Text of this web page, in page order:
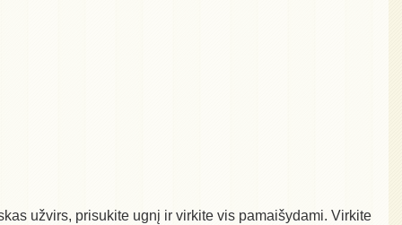
užvirs, prisukite ugnį ir virkite vis pamaišydami. Virkite